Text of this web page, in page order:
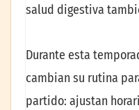
salud digestiva
Durante esta
cambian su rutina
partido: ajustan